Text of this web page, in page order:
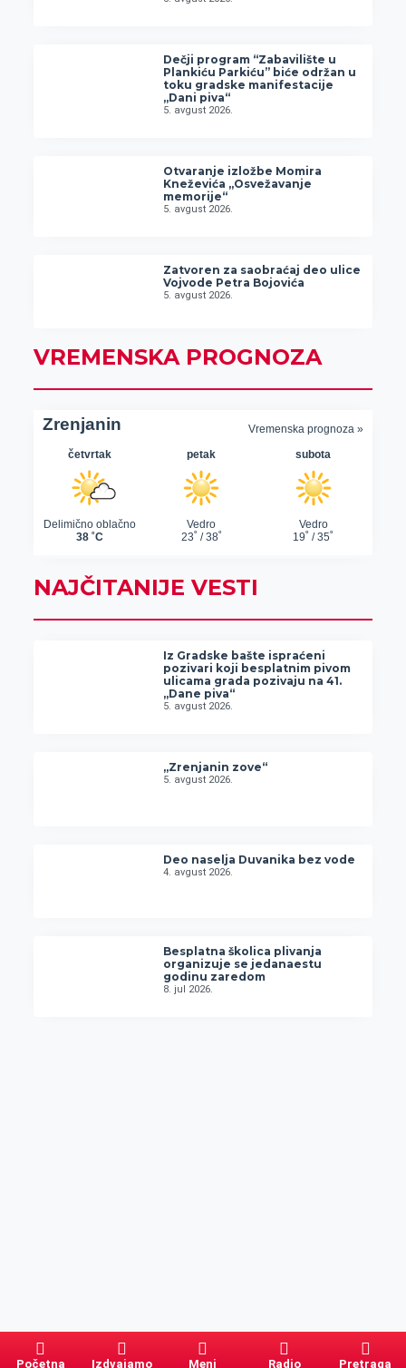
Dečji program “Zabavilište u
Plankiću Parkiću” biće održan u
toku gradske manifestacije
„Dani piva“
5. avgust 2026.
Otvaranje izložbe Momira
Kneževića „Osvežavanje
memorije“
5. avgust 2026.
Zatvoren za saobraćaj deo ulice
Vojvode Petra Bojovića
5. avgust 2026.
VREMENSKA PROGNOZA
NAJČITANIJE VESTI
Iz Gradske bašte ispraćeni
pozivari koji besplatnim pivom
ulicama grada pozivaju na 41.
„Dane piva“
5. avgust 2026.
„Zrenjanin zove“
5. avgust 2026.
Deo naselja Duvanika bez vode
4. avgust 2026.
Besplatna školica plivanja
organizuje se jedanaestu
godinu zaredom
8. jul 2026.
Početna Izdvajamo Meni Radio Pretraga